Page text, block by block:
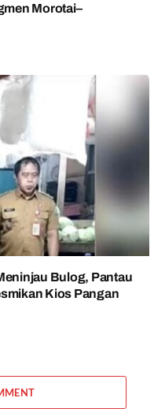
Morotai–
Bulog, Pantau
Kios Pangan